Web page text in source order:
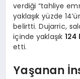
verdiği “tahliye
yaklaşık yüzde
belirtti. Dujarric,
içinde yaklaşık
etti.
Yaşanan